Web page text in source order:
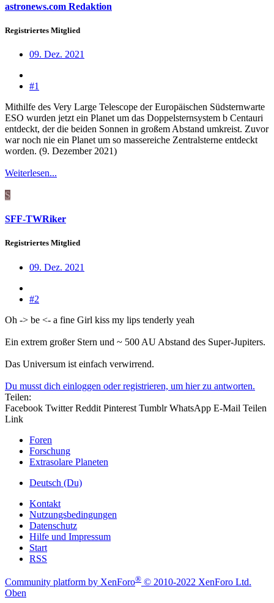
astronews.com Redaktion
Registriertes Mitglied
09. Dez. 2021
#1
Mithilfe des Very Large Telescope der Europäischen Südsternwarte
ESO wurden jetzt ein Planet um das Doppelsternsystem b Centauri
entdeckt, der die beiden Sonnen in großem Abstand umkreist. Zuvor
war noch nie ein Planet um so massereiche Zentralsterne entdeckt
worden. (9. Dezember 2021)
Weiterlesen...
S
SFF-TWRiker
Registriertes Mitglied
09. Dez. 2021
#2
Oh -> be <- a fine Girl kiss my lips tenderly yeah
Ein extrem großer Stern und ~ 500 AU Abstand des Super-Jupiters.
Das Universum ist einfach verwirrend.
Du musst dich einloggen oder registrieren, um hier zu antworten.
Teilen:
Facebook Twitter Reddit Pinterest Tumblr WhatsApp E-Mail Teilen
Link
Foren
Forschung
Extrasolare Planeten
Deutsch (Du)
Kontakt
Nutzungsbedingungen
Datenschutz
Hilfe und Impressum
Start
RSS
Community platform by XenForo® © 2010-2022 XenForo Ltd.
Oben